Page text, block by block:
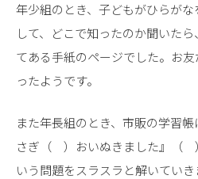
年少組のとき、子どもがひらが
して、どこで知ったのか聞いた
てある手紙のページでした。お
ったようです。
また年長組のとき、市販の学習
さぎ（ ）おいぬきました』（
いう問題をスラスラと解いてい